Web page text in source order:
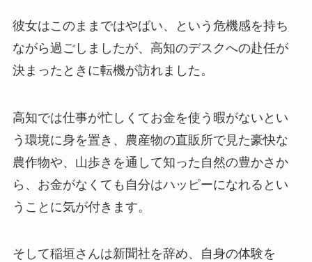
彼女はこのままではやばい、という危機感を持ち
ながら過ごしましたが、高知のデスクへの赴任が
決まったときに転機が訪れました。
高知では仕事が忙しくてお金を使う暇がないとい
う環境に身を置き、農産物の直販所で見た豪快な
農作物や、山歩きを通して知った自然の豊かさか
ら、お金がなくても自分はハッピーになれるとい
うことに気が付きます。
そして稲垣さんは新聞社を辞め、自身の体験を